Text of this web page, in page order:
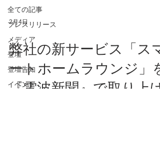
全ての記事
プレスリリース
メディア
登壇
登壇告知
イベント
2月4日
弊社の新サービス「スマ
ートホームラウンジ」を
『電波新聞』で取り上げ